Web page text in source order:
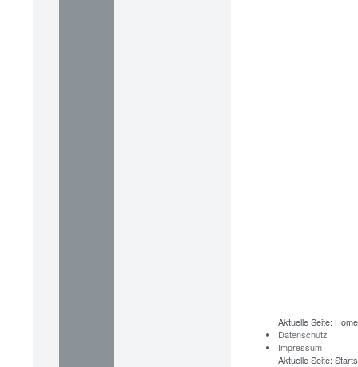
Aktuelle Seite: Home
Datenschutz
Impressum
Aktuelle Seite: